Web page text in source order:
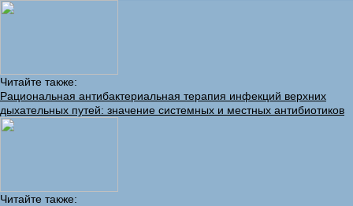
Читайте также:
Рациональная антибактериальная терапия инфекций верхних
дыхательных путей: значение системных и местных антибиотиков
Читайте также: